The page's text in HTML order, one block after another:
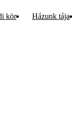
kör Házunk tája